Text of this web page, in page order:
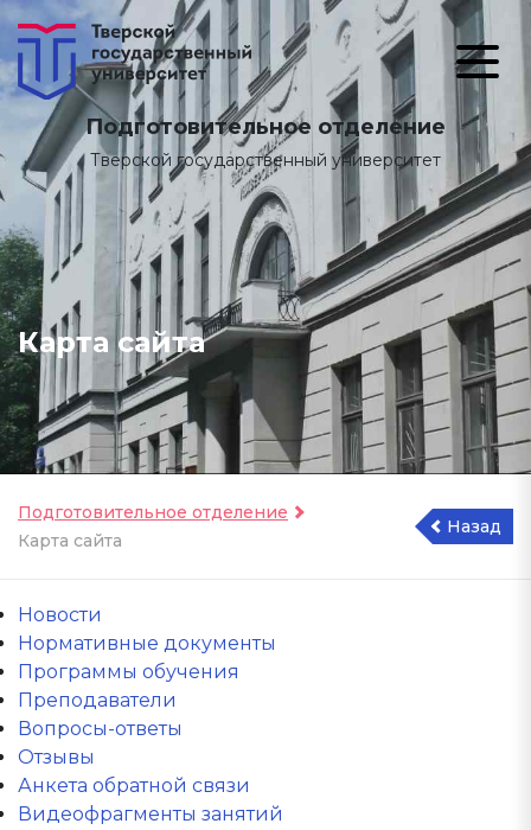
Подготовительное отделение
Тверской государственный университет
Карта сайта
Подготовительное отделение
Карта сайта
Назад
Новости
Нормативные документы
Программы обучения
Преподаватели
Вопросы-ответы
Отзывы
Анкета обратной связи
Видеофрагменты занятий